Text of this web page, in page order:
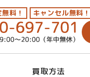
料！ キャンセル無料！
買取方法